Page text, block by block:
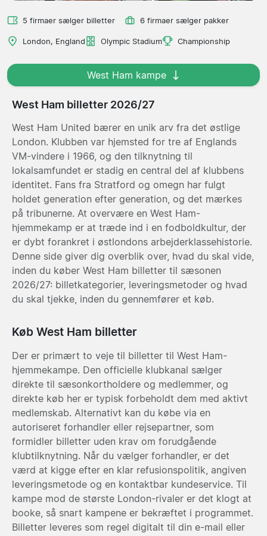
5 firmaer sælger billetter 6 firmaer sælger pakker
London, England Olympic Stadium Championship
West Ham kampe
West Ham billetter 2026/27
West Ham United bærer en unik arv fra det østlige
London. Klubben var hjemsted for tre af Englands
VM-vindere i 1966, og den tilknytning til
lokalsamfundet er stadig en central del af klubbens
identitet. Fans fra Stratford og omegn har fulgt
holdet generation efter generation, og det mærkes
på tribunerne. At overvære en West Ham-
hjemmekamp er at træde ind i en fodboldkultur, der
er dybt forankret i østlondons arbejderklassehistorie.
Denne side giver dig overblik over, hvad du skal vide,
inden du køber West Ham billetter til sæsonen
2026/27: billetkategorier, leveringsmetoder og hvad
du skal tjekke, inden du gennemfører et køb.
Køb West Ham billetter
Der er primært to veje til billetter til West Ham-
hjemmekampe. Den officielle klubkanal sælger
direkte til sæsonkortholdere og medlemmer, og
direkte køb her er typisk forbeholdt dem med aktivt
medlemskab. Alternativt kan du købe via en
autoriseret forhandler eller rejsepartner, som
formidler billetter uden krav om forudgående
klubtilknytning. Når du vælger forhandler, er det
værd at kigge efter en klar refusionspolitik, angiven
leveringsmetode og en kontaktbar kundeservice. Til
kampe mod de største London-rivaler er det klogt at
booke, så snart kampene er bekræftet i programmet.
Billetter leveres som regel digitalt til din e-mail eller